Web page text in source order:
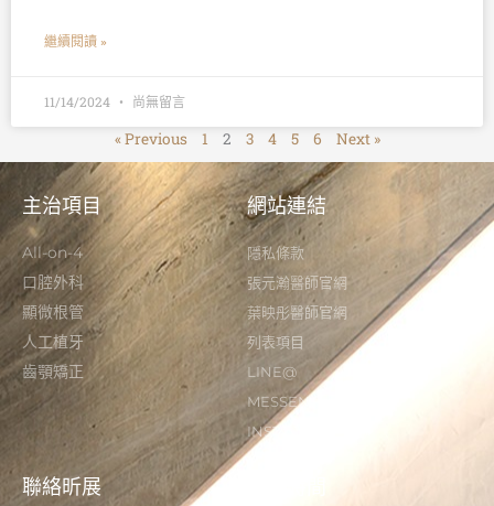
繼續閱讀 »
11/14/2024 尚無留言
« Previous 1 2 3 4 5 6 Next »
主治項目
All-on-4
口腔外科
顯微根管
人工植牙
齒顎矯正
網站連結
隱私條款
張元瀚醫師官網
葉映彤醫師官網
列表項目
LINE@
MESSENGER
INSTAGRAM
聯絡昕展